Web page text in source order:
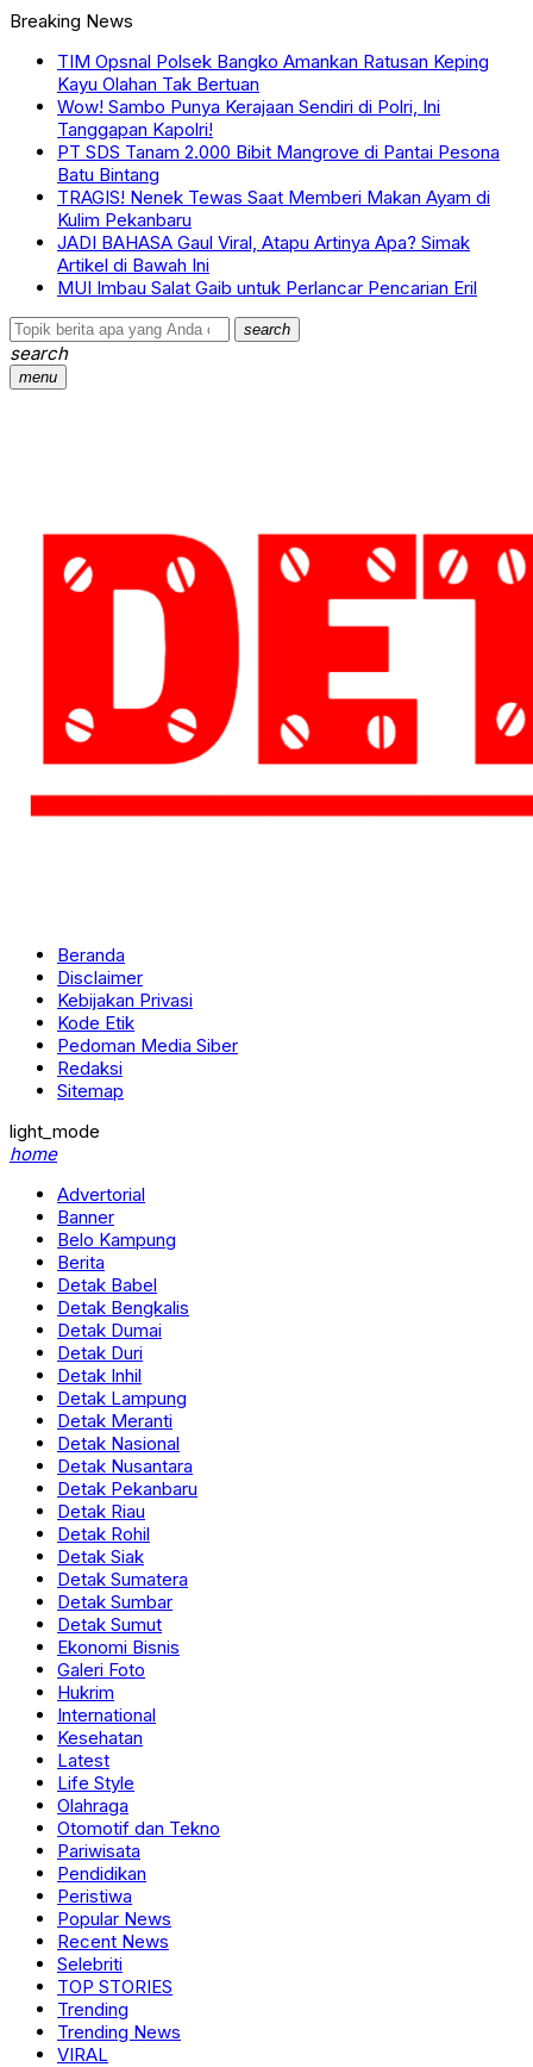
Breaking News
TIM Opsnal Polsek Bangko Amankan Ratusan Keping
Kayu Olahan Tak Bertuan
Wow! Sambo Punya Kerajaan Sendiri di Polri, Ini
Tanggapan Kapolri!
PT SDS Tanam 2.000 Bibit Mangrove di Pantai Pesona
Batu Bintang
TRAGIS! Nenek Tewas Saat Memberi Makan Ayam di
Kulim Pekanbaru
JADI BAHASA Gaul Viral, Atapu Artinya Apa? Simak
Artikel di Bawah Ini
MUI Imbau Salat Gaib untuk Perlancar Pencarian Eril
search
search
menu
Beranda
Disclaimer
Kebijakan Privasi
Kode Etik
Pedoman Media Siber
Redaksi
Sitemap
light_mode
home
Advertorial
Banner
Belo Kampung
Berita
Detak Babel
Detak Bengkalis
Detak Dumai
Detak Duri
Detak Inhil
Detak Lampung
Detak Meranti
Detak Nasional
Detak Nusantara
Detak Pekanbaru
Detak Riau
Detak Rohil
Detak Siak
Detak Sumatera
Detak Sumbar
Detak Sumut
Ekonomi Bisnis
Galeri Foto
Hukrim
International
Kesehatan
Latest
Life Style
Olahraga
Otomotif dan Tekno
Pariwisata
Pendidikan
Peristiwa
Popular News
Recent News
Selebriti
TOP STORIES
Trending
Trending News
VIRAL